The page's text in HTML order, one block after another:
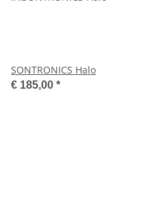
SONTRONICS Halo
€ 185,00 *